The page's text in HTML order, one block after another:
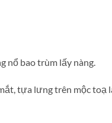
nổ bao trùm lấy nàng.
tựa lưng trên mộc toạ